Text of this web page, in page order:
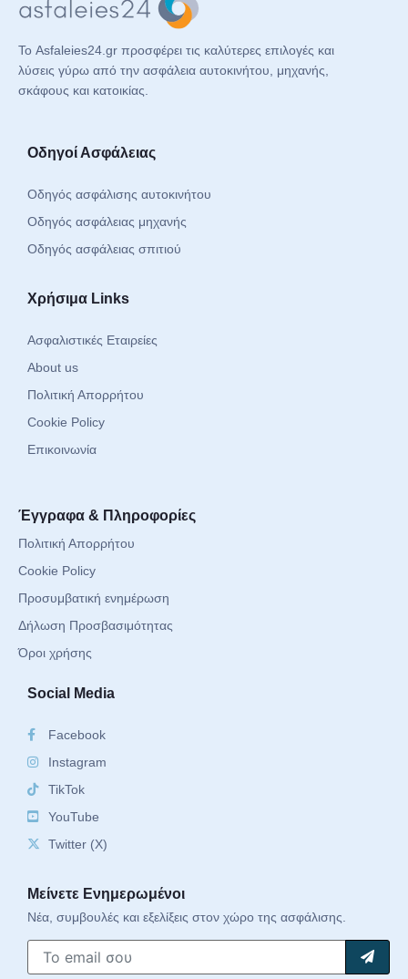
Το Asfaleies24.gr προσφέρει τις καλύτερες επιλογές και
λύσεις γύρω από την ασφάλεια αυτοκινήτου, μηχανής,
σκάφους και κατοικίας.
Οδηγοί Ασφάλειας
Οδηγός ασφάλισης αυτοκινήτου
Οδηγός ασφάλειας μηχανής
Οδηγός ασφάλειας σπιτιού
Χρήσιμα Links
Ασφαλιστικές Εταιρείες
About us
Πολιτική Απορρήτου
Cookie Policy
Επικοινωνία
Έγγραφα & Πληροφορίες
Πολιτική Απορρήτου
Cookie Policy
Προσυμβατική ενημέρωση
Δήλωση Προσβασιμότητας
Όροι χρήσης
Social Media
Facebook
Instagram
TikTok
YouTube
Twitter (X)
Μείνετε Ενημερωμένοι
Νέα, συμβουλές και εξελίξεις στον χώρο της ασφάλισης.